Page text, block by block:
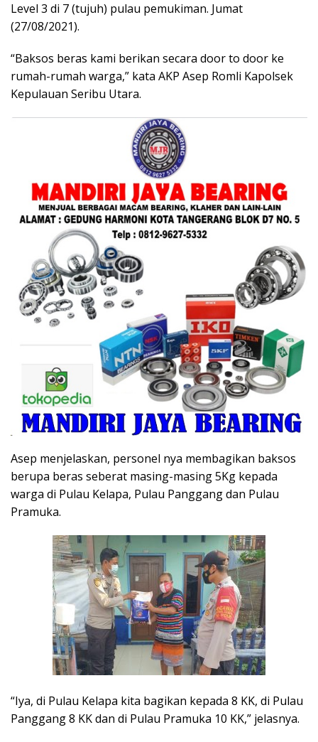
Level 3 di 7 (tujuh) pulau pemukiman. Jumat
(27/08/2021).
“Baksos beras kami berikan secara door to door ke
rumah-rumah warga,” kata AKP Asep Romli Kapolsek
Kepulauan Seribu Utara.
Asep menjelaskan, personel nya membagikan baksos
berupa beras seberat masing-masing 5Kg kepada
warga di Pulau Kelapa, Pulau Panggang dan Pulau
Pramuka.
“Iya, di Pulau Kelapa kita bagikan kepada 8 KK, di Pulau
Panggang 8 KK dan di Pulau Pramuka 10 KK,” jelasnya.